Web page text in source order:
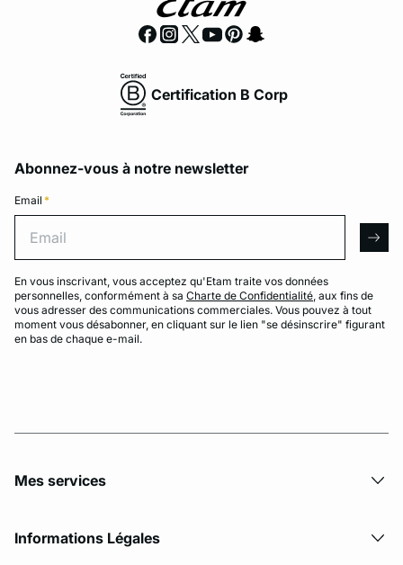
Certification B Corp
Abonnez-vous à notre newsletter
Email *
En vous inscrivant, vous acceptez qu'Etam traite vos données
personnelles, conformément à sa Charte de Confidentialité, aux fins de
vous adresser des communications commerciales. Vous pouvez à tout
moment vous désabonner, en cliquant sur le lien "se désinscrire" figurant
en bas de chaque e-mail.
Mes services
Informations Légales